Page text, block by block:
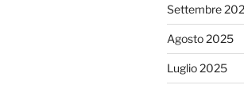
Settembre
Agosto 2025
Luglio 2025